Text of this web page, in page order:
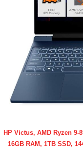
HP Victus, AMD Ryzen 9-
16GB RAM, 1TB SSD,